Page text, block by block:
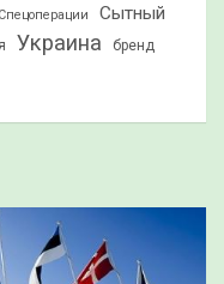
Спецоперации
Сытный
Украина бренд